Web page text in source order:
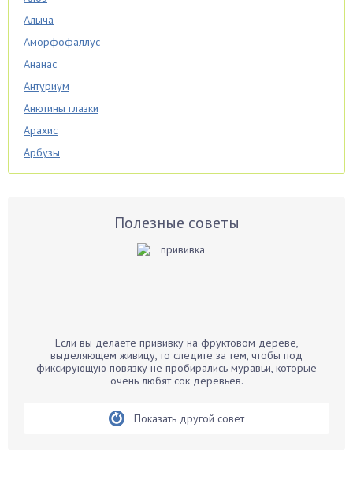
Алыча
Аморфофаллус
Ананас
Антуриум
Анютины глазки
Арахис
Арбузы
Аспарагус
Бархатцы
Бегония
Полезные советы
Если вы делаете прививку на фруктовом дереве,
выделяющем живицу, то следите за тем, чтобы под
фиксирующую повязку не пробирались муравьи, которые
очень любят сок деревьев.
Показать другой совет